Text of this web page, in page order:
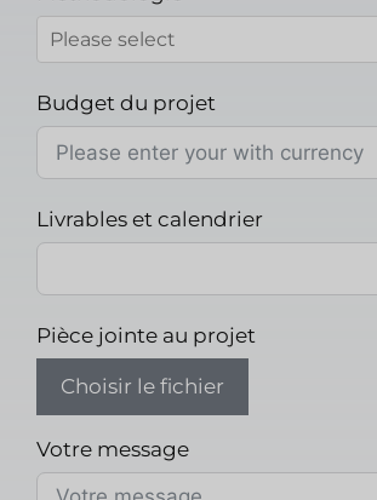
Budget du projet
Livrables et calendrier
Pièce jointe au projet
Choisir le fichier
Votre message